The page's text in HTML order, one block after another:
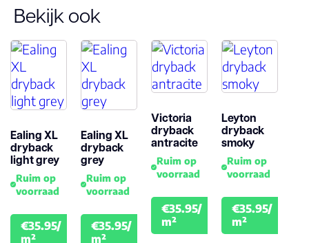
Bekijk ook
Ealing XL
dryback
light grey
Ruim op
voorraad
€35.95/
m²
€39.95
Ealing XL
dryback
grey
Ruim op
voorraad
€35.95/
m²
€39.95
Victoria
dryback
antracite
Ruim op
voorraad
€35.95/
m²
€39.95
Leyton
dryback
smoky
Ruim op
voorraad
€35.95/
m²